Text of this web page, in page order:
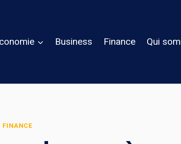
Business Finance Qui
FINANCE